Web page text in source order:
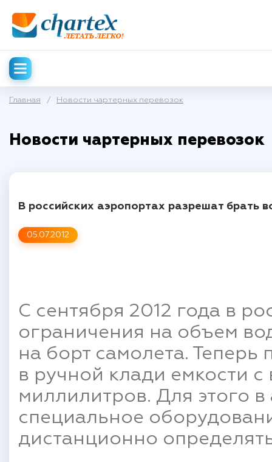
Главная / Новости чартерных перевозок
Новости чартерных перевозок
05.07.2012
В российских аэропортах разрешат брать
С сентября 2012 года в
ограничения на объем
на борт самолета. Теперь
в ручной клади емкости
миллилитров. Для этого в
специальное
дистанционно